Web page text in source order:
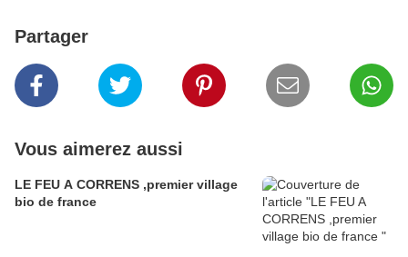
Partager
Vous aimerez aussi
LE FEU A CORRENS ,premier village
bio de france